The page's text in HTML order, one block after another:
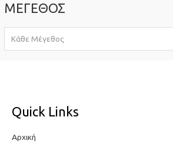
ΜΕΓΕΘΟΣ
Κάθε Μέγεθος
Quick Links
Αρχική